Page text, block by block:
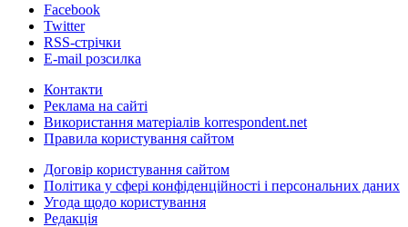
Facebook
Twitter
RSS-стрічки
E-mail розсилка
Контакти
Реклама на сайті
Використання матеріалів korrespondent.net
Правила користування сайтом
Договір користування сайтом
Політика у сфері конфіденційності і персональних даних
Угода щодо користування
Редакція